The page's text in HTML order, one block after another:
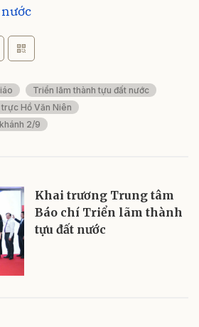
Triển lãm thành tựu đất nước
Hồ Văn Niên
2/9
Khai trương Trung tâm
Báo chí Triển lãm thành
tựu đất nước